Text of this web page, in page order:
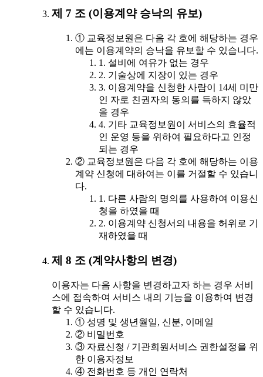
제 7 조 (이용계약 승낙의 유보)
① 교육정보원은 다음 각 호에 해당하는 경우
에는 이용계약의 승낙을 유보할 수 있습니다.
1. 설비에 여유가 없는 경우
2. 기술상에 지장이 있는 경우
3. 이용계약을 신청한 사람이 14세 미만
인 자로 친권자의 동의를 득하지 않았
을 경우
4. 기타 교육정보원이 서비스의 효율적
인 운영 등을 위하여 필요하다고 인정
되는 경우
② 교육정보원은 다음 각 호에 해당하는 이용
계약 신청에 대하여는 이를 거절할 수 있습니
다.
1. 다른 사람의 명의를 사용하여 이용신
청을 하였을 때
2. 이용계약 신청서의 내용을 허위로 기
재하였을 때
제 8 조 (계약사항의 변경)
이용자는 다음 사항을 변경하고자 하는 경우 서비
스에 접속하여 서비스 내의 기능을 이용하여 변경
할 수 있습니다.
① 성명 및 생년월일, 신분, 이메일
② 비밀번호
③ 자료신청 / 기관회원서비스 권한설정을 위
한 이용자정보
④ 전화번호 등 개인 연락처